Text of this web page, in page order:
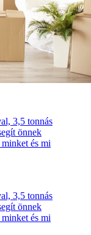
3,5 tonnás
önnek
és mi
3,5 tonnás
önnek
és mi